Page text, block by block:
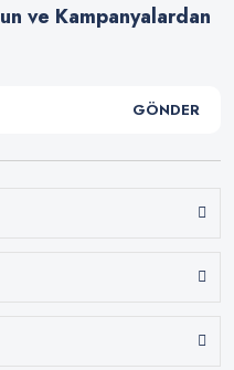
ve Kampanyalardan
GÖNDER